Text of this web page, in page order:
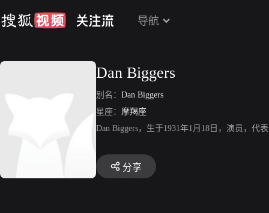
导航
Dan Biggers
别名： Dan Biggers
星座： 摩羯座
Dan Biggers，生于1931年1月18日，演员，代
分享